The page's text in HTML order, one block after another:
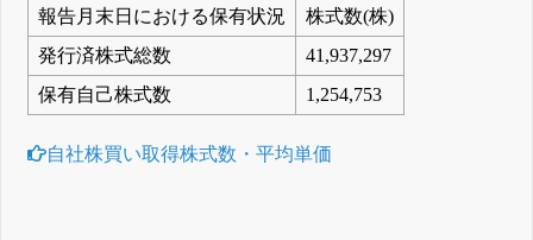
報告月末日における保有状況
株式数(株)
発行済株式総数
41,937,297
保有自己株式数
1,254,753
自社株買い取得株式数・平均単価